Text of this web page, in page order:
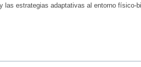
las estrategias adaptativas al entorno físico-